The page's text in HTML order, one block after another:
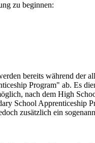
zu beginnen:
bereits während der
Program" ab. Es
nach dem High
School Apprenticeship
zusätzlich ein